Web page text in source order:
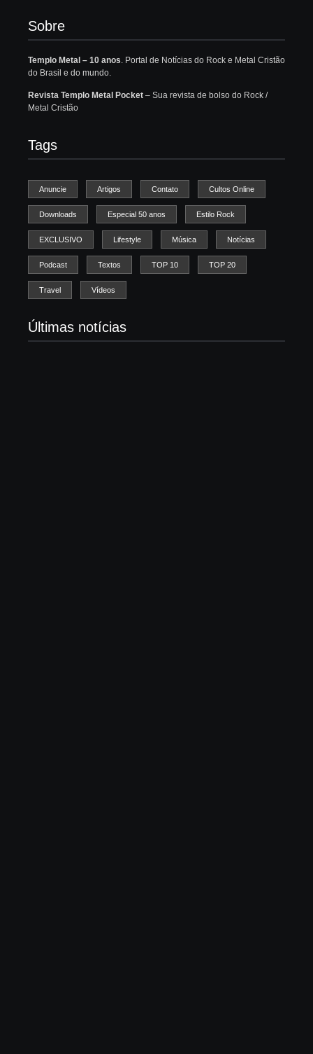
Sobre
Templo Metal – 10 anos . Portal de Notícias do Rock e Metal Cristão
do Brasil e do mundo.
Revista Templo Metal Pocket – Sua revista de bolso do Rock /
Metal Cristão
Tags
Anuncie Artigos Contato Cultos Online
Downloads Especial 50 anos Estilo Rock
EXCLUSIVO Lifestyle Música Notícias
Podcast Textos TOP 10 TOP 20
Travel Vídeos
Últimas notícias